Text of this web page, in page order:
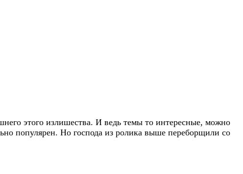
этого излишества. И ведь темы то интересные, можно
популярен. Но господа из ролика выше переборщили со